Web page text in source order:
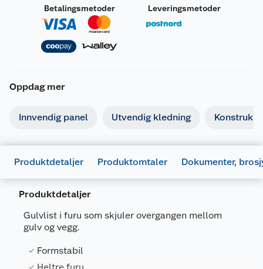
Betalingsmetoder Leveringsmetoder
Oppdag mer
Innvendig panel Utvendig kledning
Produktdetaljer Produktomtaler Dokumenter,
Produktdetaljer
Gulvlist i furu som skjuler overgangen mellom
gulv og vegg.
Formstabil
Generelt
Artikkelnummer